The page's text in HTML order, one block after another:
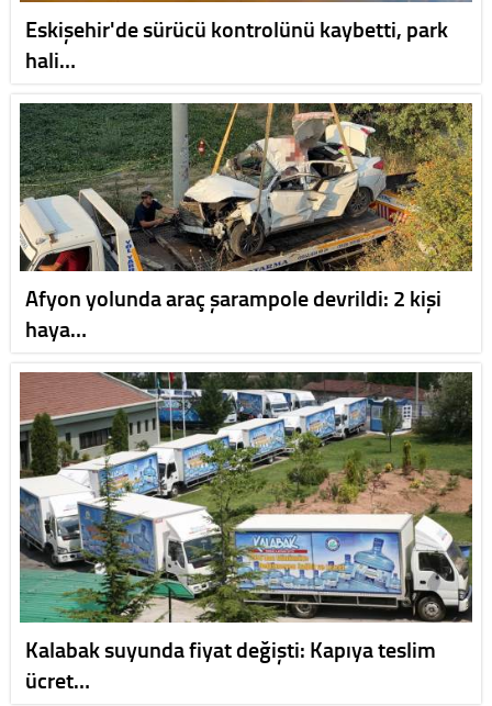
Eskişehir'de sürücü kontrolünü kaybetti, park
hali…
Afyon yolunda araç şarampole devrildi: 2 kişi
haya…
Kalabak suyunda fiyat değişti: Kapıya teslim
ücret…